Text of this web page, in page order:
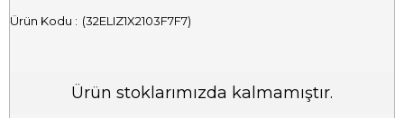
(32ELIZ1X2103F7F7)
Ürün stoklarımızda kalmamıştır.